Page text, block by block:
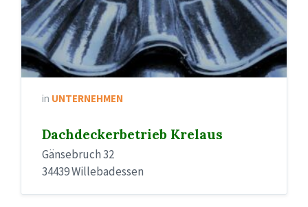
in UNTERNEHMEN
Dachdeckerbetrieb Krelaus
Gänsebruch 32
34439 Willebadessen